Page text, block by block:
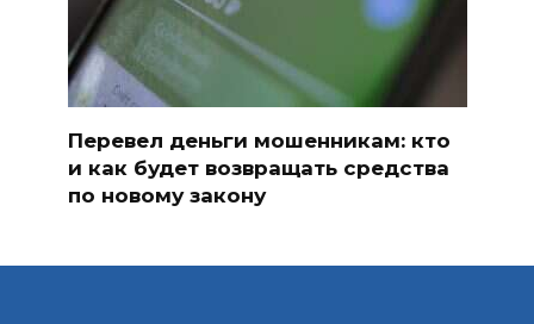
Перевел деньги мошенникам: кто
и как будет возвращать средства
по новому закону